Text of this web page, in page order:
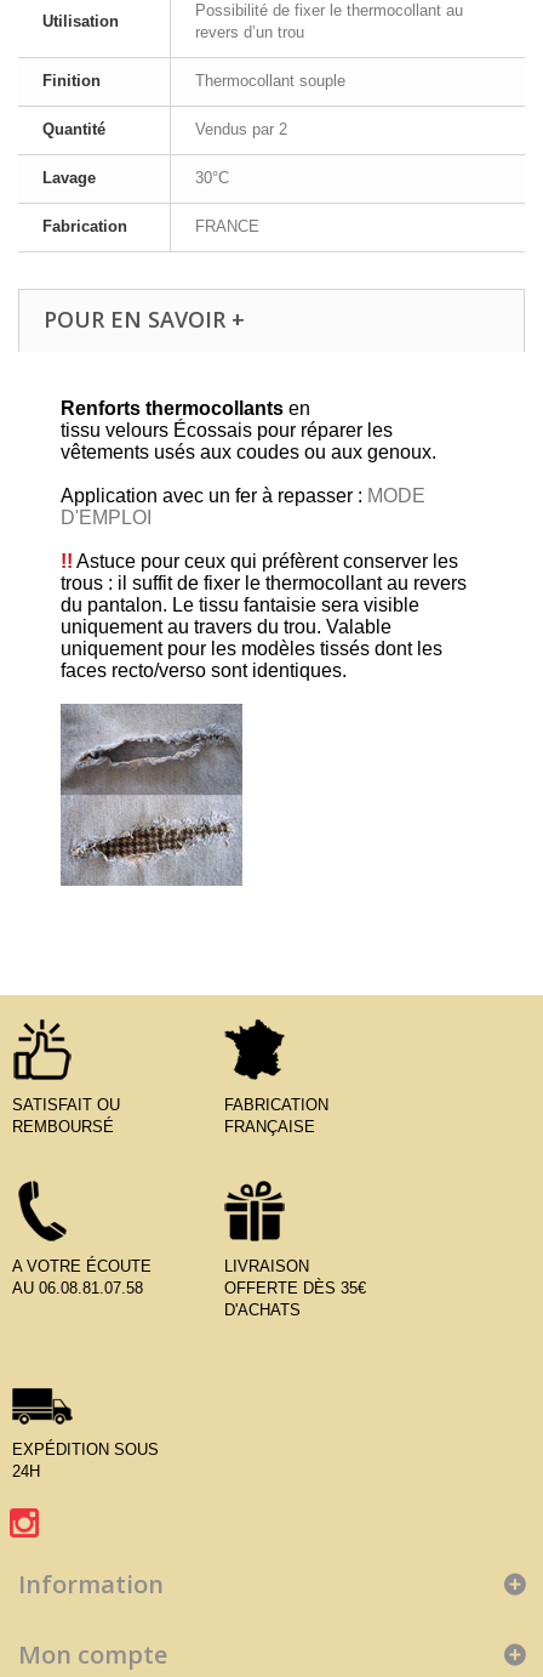
Utilisation
Possibilité de fixer le thermocollant au
revers d’un trou
Finition Thermocollant souple
Quantité Vendus par 2
Lavage 30°C
Fabrication FRANCE
POUR EN SAVOIR +
Renforts thermocollants en
tissu velours Écossais pour réparer les
vêtements usés aux coudes ou aux genoux.
Application avec un fer à repasser : MODE
D'EMPLOI
!! Astuce pour ceux qui préfèrent conserver les
trous : il suffit de fixer le thermocollant au revers
du pantalon. Le tissu fantaisie sera visible
uniquement au travers du trou. Valable
uniquement pour les modèles tissés dont les
faces recto/verso sont identiques.
SATISFAIT OU
REMBOURSÉ
FABRICATION
FRANÇAISE
A VOTRE ÉCOUTE
AU 06.08.81.07.58
LIVRAISON
OFFERTE DÈS 35€
D'ACHATS
EXPÉDITION SOUS
24H
Information
Mon compte